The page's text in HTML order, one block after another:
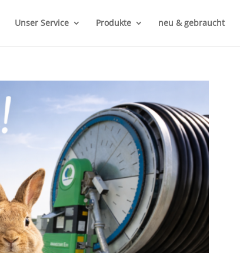
Unser Service Produkte neu & gebraucht